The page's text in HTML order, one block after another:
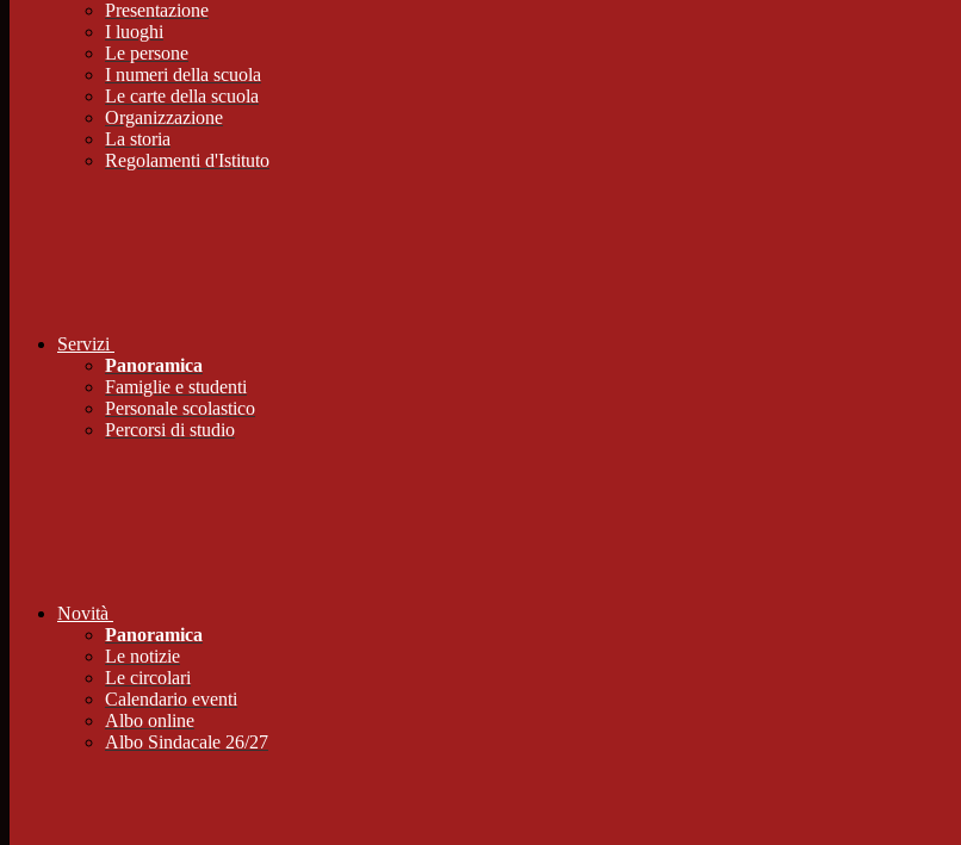
Presentazione
I luoghi
Le persone
I numeri della scuola
Le carte della scuola
Organizzazione
La storia
Regolamenti d'Istituto
Servizi
Panoramica
Famiglie e studenti
Personale scolastico
Percorsi di studio
Novità
Panoramica
Le notizie
Le circolari
Calendario eventi
Albo online
Albo Sindacale 26/27